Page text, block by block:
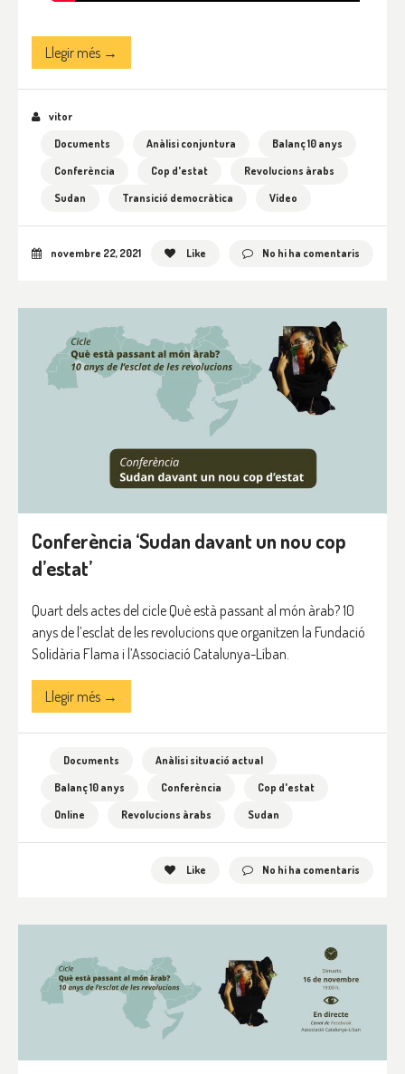
Llegir més →
vitor
Documents
Anàlisi conjuntura
Balanç 10 anys
Conferència
Cop d'estat
Revolucions àrabs
Sudan
Transició democràtica Vídeo
novembre 22, 2021 Like No hi ha comentaris
Conferència ‘Sudan davant un nou cop
d’estat’
Quart dels actes del cicle Què està passant al món àrab? 10
anys de l’esclat de les revolucions que organitzen la Fundació
Solidària Flama i l’Associació Catalunya-Líban.
Llegir més →
Documents
Anàlisi situació actual
Balanç 10 anys
Conferència
Cop d'estat
Online
Revolucions àrabs Sudan
Like No hi ha comentaris